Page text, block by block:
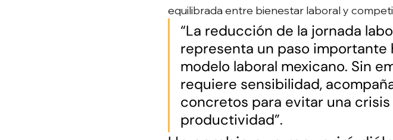
equilibrada entre bienestar laboral y
“La reducción de la jornada
representa un paso importante
modelo laboral mexicano. Sin
requiere sensibilidad,
concretos para evitar una
productividad”.